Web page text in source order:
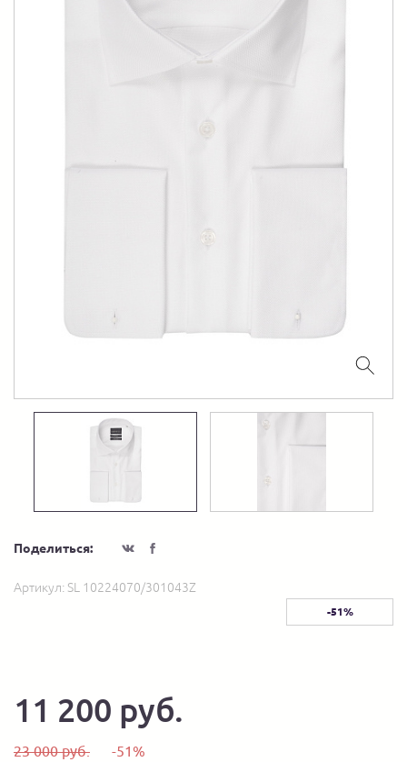
Поделиться:
Артикул: SL 10224070/301043Z
-51%
11 200 руб.
23 000 руб. -51%